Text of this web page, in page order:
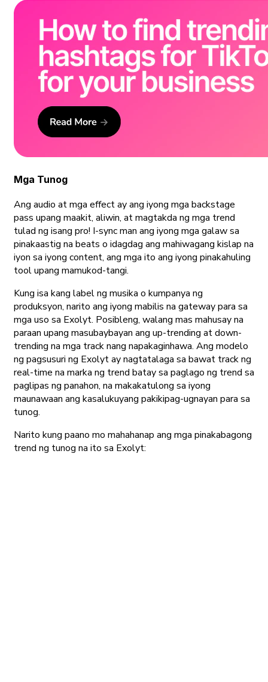
Mga Tunog
Ang audio at mga effect ay ang iyong mga backstage
pass upang maakit, aliwin, at magtakda ng mga trend
tulad ng isang pro! I-sync man ang iyong mga galaw sa
pinakaastig na beats o idagdag ang mahiwagang kislap na
iyon sa iyong content, ang mga ito ang iyong pinakahuling
tool upang mamukod-tangi.
Kung isa kang label ng musika o kumpanya ng
produksyon, narito ang iyong mabilis na gateway para sa
mga uso sa Exolyt. Posibleng, walang mas mahusay na
paraan upang masubaybayan ang up-trending at down-
trending na mga track nang napakaginhawa. Ang modelo
ng pagsusuri ng Exolyt ay nagtatalaga sa bawat track ng
real-time na marka ng trend batay sa paglago ng trend sa
paglipas ng panahon, na makakatulong sa iyong
maunawaan ang kasalukuyang pakikipag-ugnayan para sa
tunog.
Narito kung paano mo mahahanap ang mga pinakabagong
trend ng tunog na ito sa Exolyt: